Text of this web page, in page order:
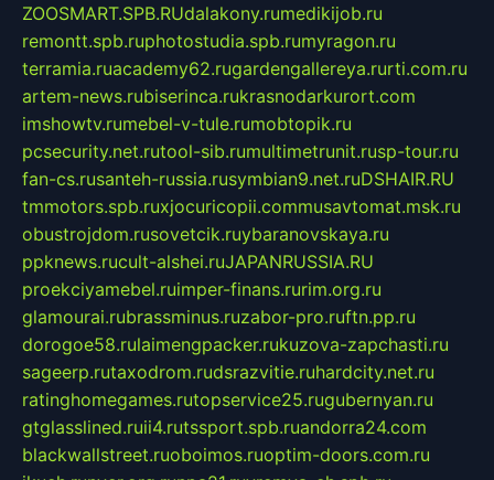
ZOOSMART.SPB.RUdalakony.rumedikijob.ru
remontt.spb.ruphotostudia.spb.rumyragon.ru
terramia.ruacademy62.rugardengallereya.rurti.com.ru
artem-news.rubiserinca.rukrasnodarkurort.com
imshowtv.rumebel-v-tule.rumobtopik.ru
pcsecurity.net.rutool-sib.rumultimetrunit.rusp-tour.ru
fan-cs.rusanteh-russia.rusymbian9.net.ruDSHAIR.RU
tmmotors.spb.ruxjocuricopii.commusavtomat.msk.ru
obustrojdom.rusovetcik.ruybaranovskaya.ru
ppknews.rucult-alshei.ruJAPANRUSSIA.RU
proekciyamebel.ruimper-finans.rurim.org.ru
glamourai.rubrassminus.ruzabor-pro.ruftn.pp.ru
dorogoe58.rulaimengpacker.rukuzova-zapchasti.ru
sageerp.rutaxodrom.rudsrazvitie.ruhardcity.net.ru
ratinghomegames.rutopservice25.rugubernyan.ru
gtglasslined.ruii4.rutssport.spb.ruandorra24.com
blackwallstreet.ruoboimos.ruoptim-doors.com.ru